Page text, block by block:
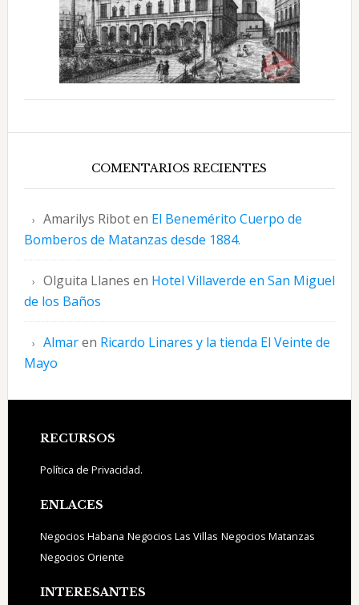
COMENTARIOS RECIENTES
Amarilys Riboten El Benemérito Cuerpo de
Bomberos de Matanzas desde 1884.
Olguita Llanes en Hotel Villaverde en San Miguel
de los Baños
Almaren Ricardo Linares y la tienda El Veinte de
Mayo
Footer
RECURSOS
Política de Privacidad.
ENLACES
Negocios Habana Negocios Las Villas Negocios Matanzas
Negocios Oriente
INTERESANTES